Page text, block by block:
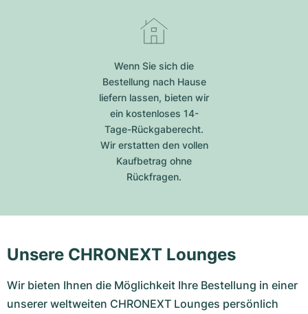
Wenn Sie sich die
Bestellung nach Hause
liefern lassen, bieten wir
ein kostenloses 14-
Tage-Rückgaberecht.
Wir erstatten den vollen
Kaufbetrag ohne
Rückfragen.
Unsere CHRONEXT Lounges
Wir bieten Ihnen die Möglichkeit Ihre Bestellung in einer
unserer weltweiten CHRONEXT Lounges persönlich